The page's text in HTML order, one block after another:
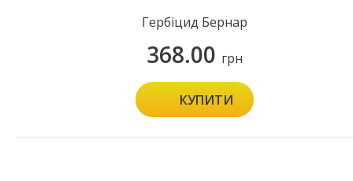
Гербіцид Бернар
368.00 грн
КУПИТИ